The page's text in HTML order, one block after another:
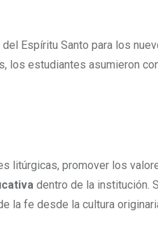
Espíritu Santo para los
los estudiantes asumieron
litúrgicas, promover los
dentro de la institución.
la fe desde la cultura